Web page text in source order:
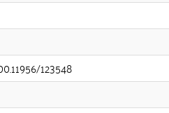
123548